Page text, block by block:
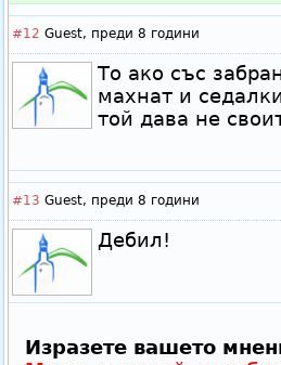
#12 Guest, преди 8 години
То ако със
махнат и
той дава не
#13 Guest, преди 8 години
Дебил!
Изразете вашето